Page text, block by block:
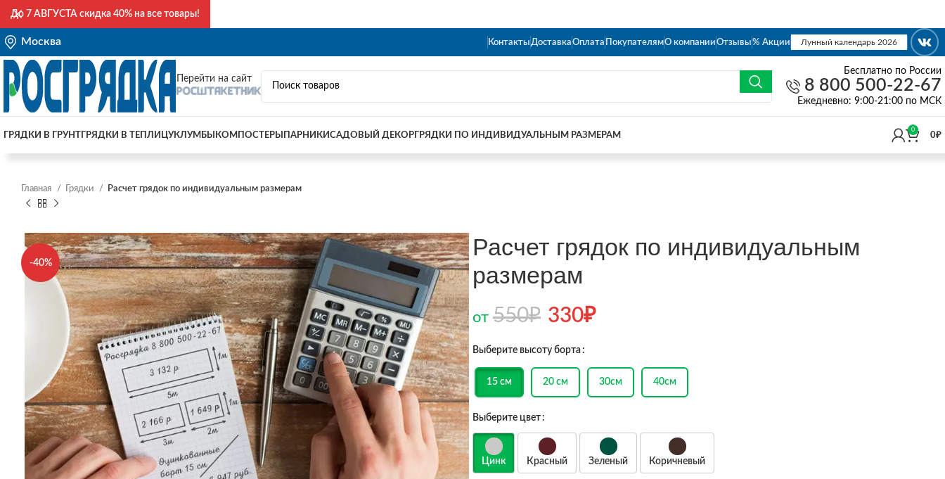
Москва Контакты ДоставкаОплата ПокупателямО компанииОтзывы% Акции Лунный календарь 2026
Перейти на сайт
Бесплатно по России
8 800 500-22-67
Eжедневно: 9:00-21:00 по МСК
ГРЯДКИ В ГРУНТ ГРЯДКИ В ТЕПЛИЦУКЛУМБЫ КОМПОСТЕРЫ ПАРНИКИСАДОВЫЙ ДЕКОР ГРЯДКИ ПО ИНДИВИДУАЛЬНЫМ РАЗМЕРАМ
0
0₽
Главная Грядки Расчет грядок по индивидуальным размерам
-40%
Расчет грядок по индивидуальным
размерам
от 550₽ 330₽
Выберите высоту борта
15 см 20 см 30см 40см
Выберите цвет
Цинк Красный Зеленый Коричневый
До 7 АВГУСТА скидка 40% на все товары!